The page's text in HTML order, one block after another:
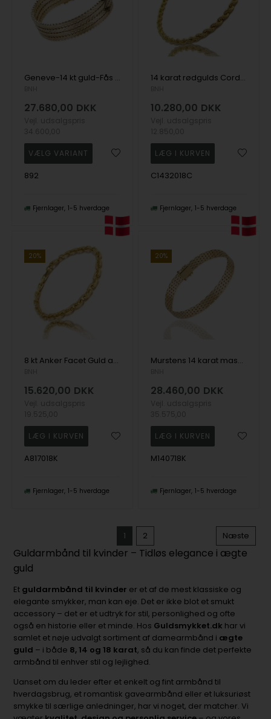
Geneve-14 kt guld-Fås i flere bredder og længder
27.680,00 DKK
892
Fjernlager 1-5 hverdage
14 karat rødgulds Cordel armbånd, bredde 3,2-længde 18½ cm
10.280,00 DKK
C1432018C
Fjernlager 1-5 hverdage
20%
8 kt Anker Facet Guld armbånd, 5,0 mm (Tråd 1,70), 18½ cm
15.620,00 DKK
A817018K
Fjernlager 1-5 hverdage
20%
Murstens 14 karat massivt guld armbånd, 18½ cm og 7 rækker (7,0 mm)
28.460,00 DKK
M140718K
Fjernlager 1-5 hverdage
1 2 Næste
Guldarmbånd til kvinder – Tidløs elegance i ægte
guld
Et guldarmbånd til kvinder er et af de mest klassiske og
elegante smykker, man kan eje. Det er ikke blot et smukt
accessory – det er et udtryk for stil, personlighed og ofte
også en historie eller et minde. Hos Guldsmykket.dk har vi
samlet et nøje udvalgt sortiment af damearmbånd i ægte
guld – i både 8, 14 og 18 karat, så du kan finde det perfekte
armbånd til enhver stil og lejlighed.
Uanset om du leder efter et enkelt og fint armbånd til
hverdagsbrug, et romantisk gavearmbånd eller et luksuriøst
smykke til særlige anledninger, har vi noget, der matcher. Vi